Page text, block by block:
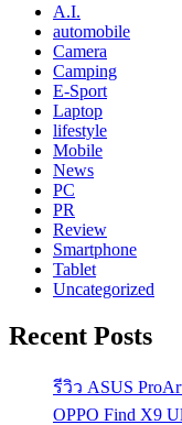
A.I.
automobile
Camera
Camping
E-Sport
Laptop
lifestyle
Mobile
News
PC
PR
Review
Smartphone
Tablet
Uncategorized
Recent Posts
รีวิว ASUS
OPPO Find X9